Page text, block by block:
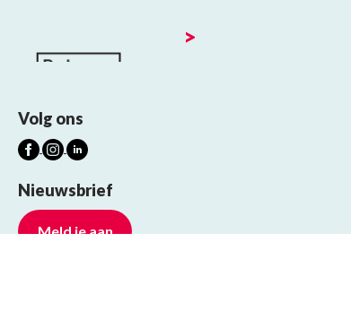
>
Volg ons
Nieuwsbrief
Meld je aan